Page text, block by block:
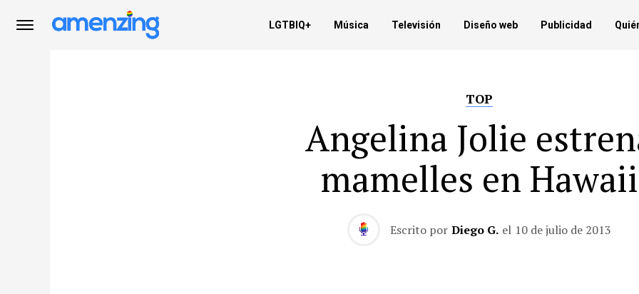
LGTBIQ+ Música Televisión Diseño web Publicidad
TOP
Angelina Jolie
mamelles en Hawaii
Escrito por Diego G. el 10 de julio de 2013